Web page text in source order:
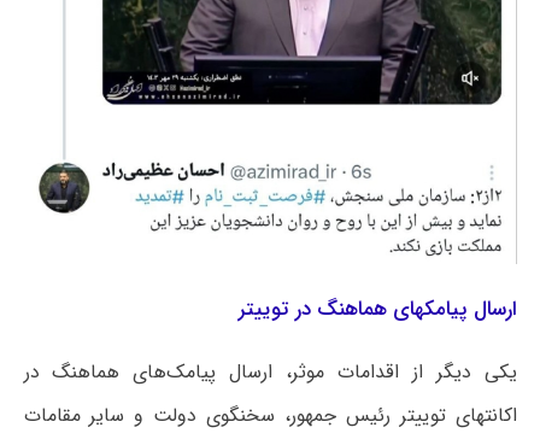
ارسال پیامکهای هماهنگ در توییتر
یکی دیگر از اقدامات موثر، ارسال پیامک‌های هماهنگ در
اکانتهای توییتر رئیس جمهور، سخنگوی دولت و سایر مقامات